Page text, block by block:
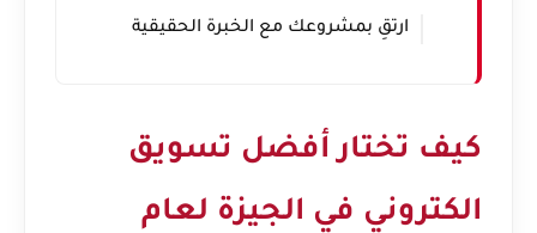
ارتقِ بمشروعك مع الخبرة الحقيقية
كيف تختار أفضل تسويق
الكتروني في الجيزة لعام